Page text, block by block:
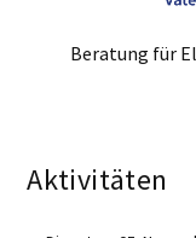
Beratung für
Aktivitäten